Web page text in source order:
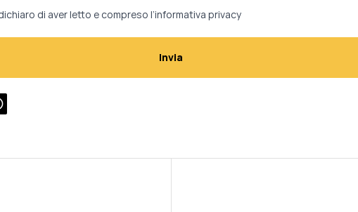
di aver letto e compreso l’informativa privacy